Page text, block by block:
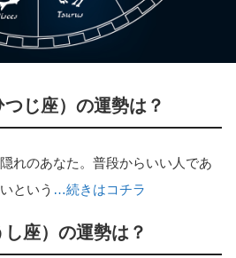
じ座）の運勢は？
れのあなた。普段からいい人であ
という …続きはコチラ
座）の運勢は？